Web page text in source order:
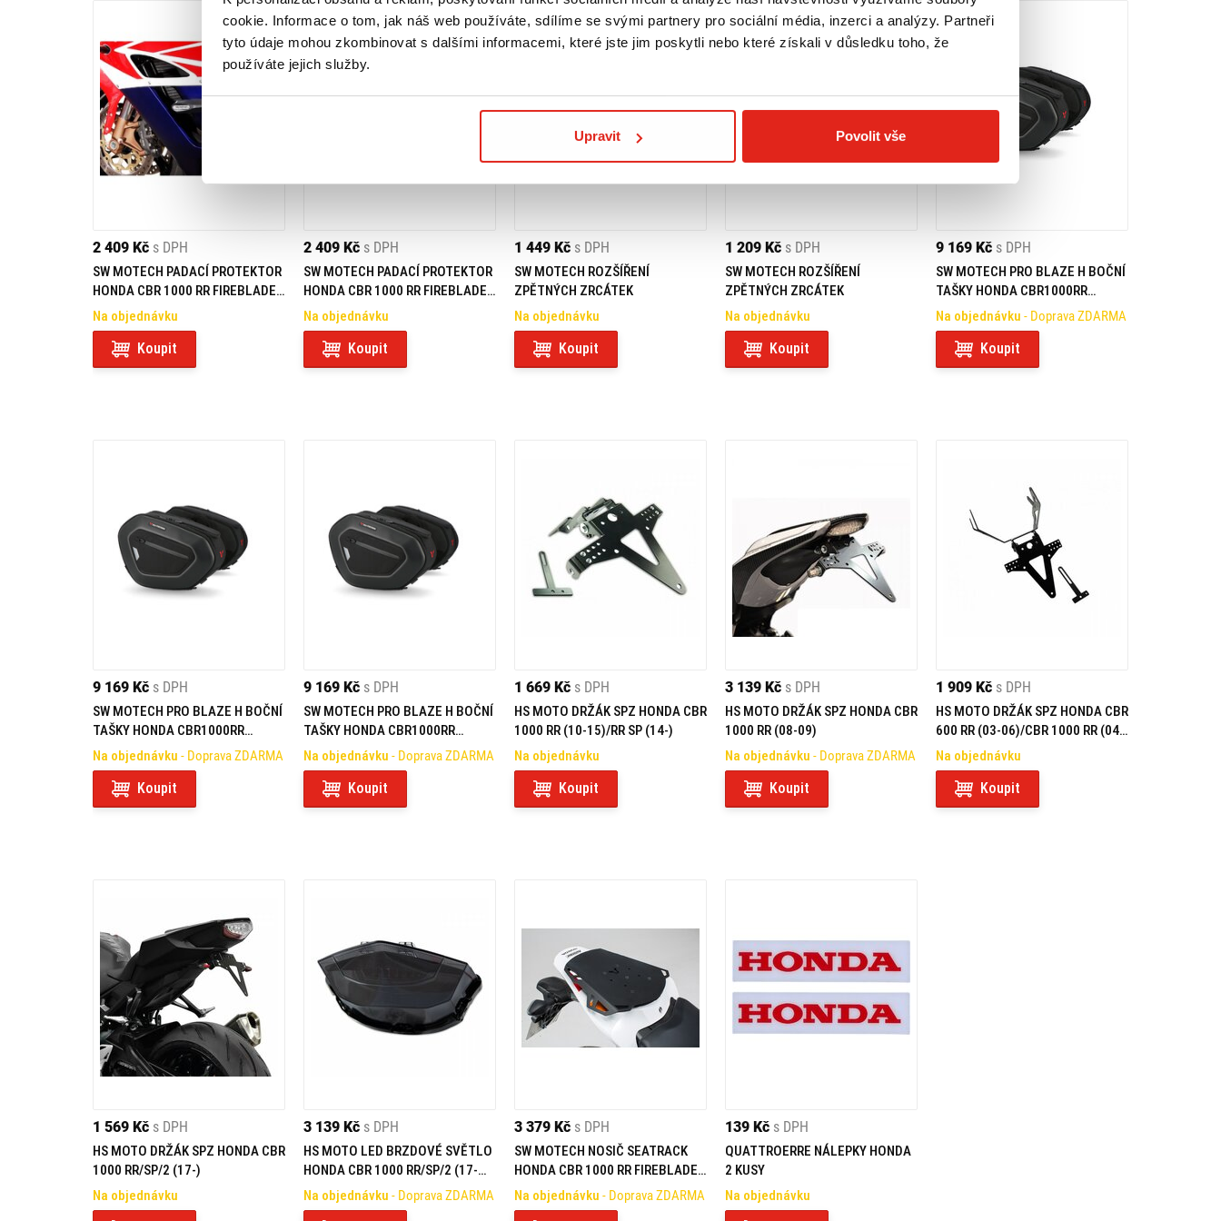
cookie. Informace o tom, jak náš web používáte, sdílíme se svými partnery pro sociální média, inzerci a analýzy. Partneři
tyto údaje mohou zkombinovat s dalšími informacemi, které jste jim poskytli nebo které získali v důsledku toho, že
používáte jejich služby.
Upravit Povolit vše
2 409 Kč s DPH
SW MOTECH PADACÍ PROTEKTOR
HONDA CBR 1000 RR FIREBLADE
(04-07)
Na objednávku
Koupit
2 409 Kč s DPH
SW MOTECH PADACÍ PROTEKTOR
HONDA CBR 1000 RR FIREBLADE
(08-11)
Na objednávku
Koupit
1 449 Kč s DPH
SW MOTECH ROZŠÍŘENÍ
ZPĚTNÝCH ZRCÁTEK
Na objednávku
Koupit
1 209 Kč s DPH
SW MOTECH ROZŠÍŘENÍ
ZPĚTNÝCH ZRCÁTEK
Na objednávku
Koupit
9 169 Kč s DPH
SW MOTECH PRO BLAZE H BOČNÍ
TAŠKY HONDA CBR1000RR
FIREBLADE (17-)
Na objednávku - Doprava ZDARMA
Koupit
9 169 Kč s DPH
SW MOTECH PRO BLAZE H BOČNÍ
TAŠKY HONDA CBR1000RR
FIREBLADE (08-16)
Na objednávku - Doprava ZDARMA
Koupit
9 169 Kč s DPH
SW MOTECH PRO BLAZE H BOČNÍ
TAŠKY HONDA CBR1000RR
FIREBLADE (04-07)
Na objednávku - Doprava ZDARMA
Koupit
1 669 Kč s DPH
HS MOTO DRŽÁK SPZ HONDA CBR
1000 RR (10-15)/RR SP (14-)
Na objednávku
Koupit
3 139 Kč s DPH
HS MOTO DRŽÁK SPZ HONDA CBR
1000 RR (08-09)
Na objednávku - Doprava ZDARMA
Koupit
1 909 Kč s DPH
HS MOTO DRŽÁK SPZ HONDA CBR
600 RR (03-06)/CBR 1000 RR (04-
07)
Na objednávku
Koupit
1 569 Kč s DPH
HS MOTO DRŽÁK SPZ HONDA CBR
1000 RR/SP/2 (17-)
Na objednávku
3 139 Kč s DPH
HS MOTO LED BRZDOVÉ SVĚTLO
HONDA CBR 1000 RR/SP/2 (17-
18)
Na objednávku - Doprava ZDARMA
3 379 Kč s DPH
SW MOTECH NOSIČ SEATRACK
HONDA CBR 1000 RR FIREBLADE
(14-)
Na objednávku - Doprava ZDARMA
139 Kč s DPH
QUATTROERRE NÁLEPKY HONDA
2 KUSY
Na objednávku